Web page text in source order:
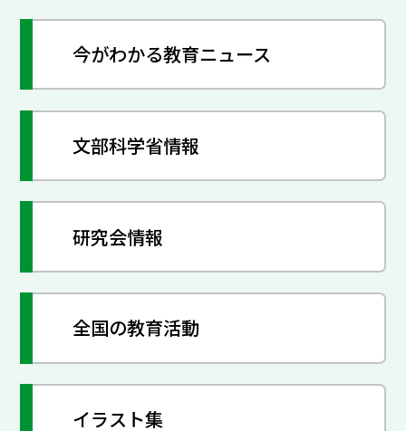
今がわかる教育ニュース
文部科学省情報
研究会情報
全国の教育活動
イラスト集